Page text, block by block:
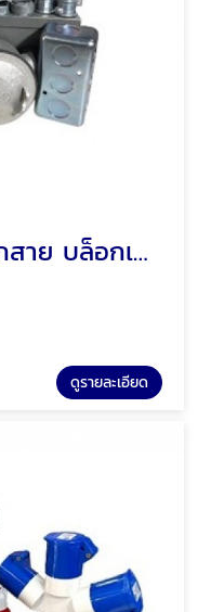
บล็อกเหล็ก กล่องพักสาย บล็อกเหล็กกันน้ำ พัทยา ชลบุรี
ดูรายละเอียด